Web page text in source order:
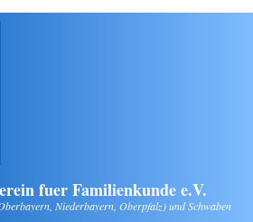
fuer Familienkunde e.V.
Niederbayern, Oberpfalz) und Schwaben